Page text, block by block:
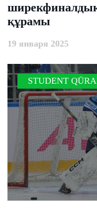
құрамы
19 января 2025
STUDENT